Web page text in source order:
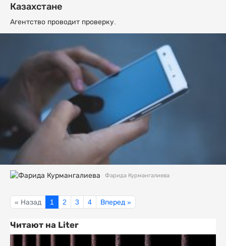
Казахстане
Агентство проводит проверку.
Фарида Курмангалиева
« Назад 1 2 3 4 Вперед »
Читают на Liter